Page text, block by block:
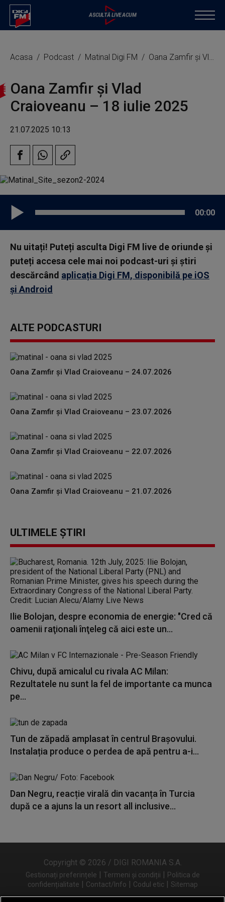
Acasa Podcast Matinal Digi FM Oana Zamfir și Vlad Craioveanu – 18 iulie 2025
Oana Zamfir și Vlad
Craioveanu – 18 iulie 2025
21.07.2025 10:13
00:00
Nu uitați! Puteți asculta Digi FM live de oriunde și
puteți accesa cele mai noi podcast-uri și știri
descărcând aplicația Digi FM, disponibilă pe iOS
și Android
ALTE PODCASTURI
Oana Zamfir și Vlad Craioveanu – 24.07.2026
Oana Zamfir și Vlad Craioveanu – 23.07.2026
Oana Zamfir și Vlad Craioveanu – 22.07.2026
Oana Zamfir și Vlad Craioveanu – 21.07.2026
ULTIMELE ȘTIRI
Ilie Bolojan, despre economia de energie: "Cred că
oamenii raţionali înţeleg că aici este un...
Chivu, după amicalul cu rivala AC Milan:
Rezultatele nu sunt la fel de importante ca munca
pe...
Tun de zăpadă amplasat în centrul Brașovului.
Instalația produce o perdea de apă pentru a-i...
Dan Negru, reacție virală din vacanța în Turcia
după ce a ajuns la un resort all inclusive...
Copyright © 2026 / DIGI ROMANIA S.A.
Gestionați preferințele | Termeni și condiții | Politica de
confidențialitate | Contact/Info | Codul etic | Sitemap